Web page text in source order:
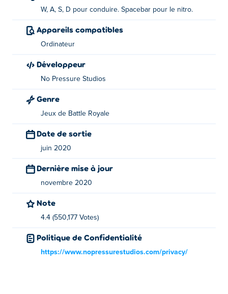
W, A, S, D pour conduire. Spacebar pour le nitro.
Appareils compatibles
Ordinateur
Développeur
No Pressure Studios
Genre
Jeux de Battle Royale
Date de sortie
juin 2020
Dernière mise à jour
novembre 2020
Note
4.4 (550,177 Votes)
Politique de Confidentialité
https://www.nopressurestudios.com/privacy/